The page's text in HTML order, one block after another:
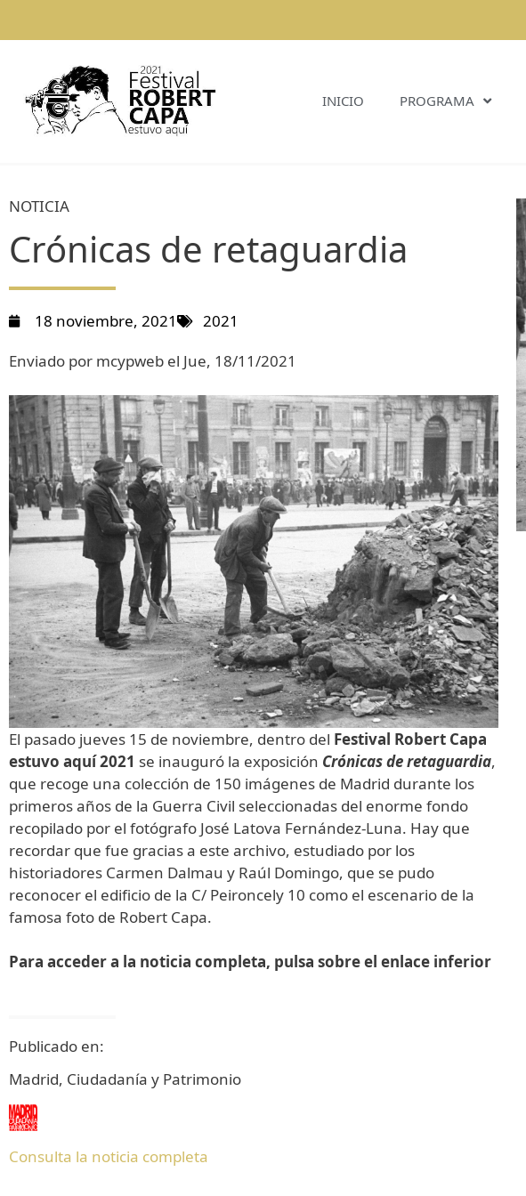
INICIO PROGRAMA
NOTICIA
Crónicas de retaguardia
18 noviembre, 2021
2021
Enviado por mcypweb el Jue, 18/11/2021
El pasado jueves 15 de noviembre, dentro del Festival Robert Capa
estuvo aquí 2021 se inauguró la exposición Crónicas de retaguardia,
que recoge una colección de 150 imágenes de Madrid durante los
primeros años de la Guerra Civil seleccionadas del enorme fondo
recopilado por el fotógrafo José Latova Fernández-Luna. Hay que
recordar que fue gracias a este archivo, estudiado por los
historiadores Carmen Dalmau y Raúl Domingo, que se pudo
reconocer el edificio de la C/ Peironcely 10 como el escenario de la
famosa foto de Robert Capa.
Para acceder a la noticia completa, pulsa sobre el enlace inferior
Publicado en:
Madrid, Ciudadanía y Patrimonio
Consulta la noticia completa